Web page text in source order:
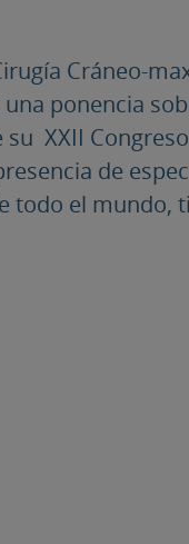
Cráneo-
ponencia
XXII
de
todo el mundo,